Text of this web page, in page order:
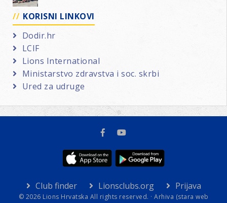
KORISNI LINKOVI
Dodir.hr
LCIF
Lions International
Ministarstvo zdravstva i soc. skrbi
Ured za udruge
Club finder Lionsclubs.org Prijava
© 2026 Lions Hrvatska All rights reserved. · Arhiva (stara web